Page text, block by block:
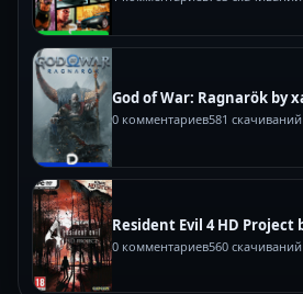
God of War: Ragnarök by
0 комментариев581 скачиваний
Resident Evil 4 HD Project
0 комментариев560 скачиваний